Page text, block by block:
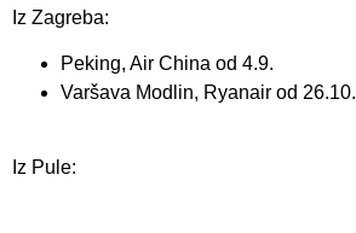
Iz Zagreba:
Peking, Air China od 4.9.
Varšava Modlin, Ryanair od 26.10.
Iz Pule: